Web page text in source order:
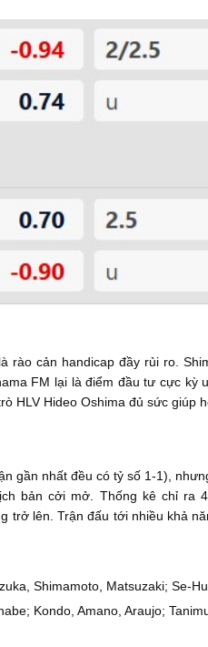
cản handicap đầy rủi ro.
FM lại là điểm đầu tư cực kỳ
HLV Hideo Oshima đủ sức giúp
gần nhất đều có tỷ số 1-1),
bản cởi mở. Thống kê chỉ ra
trở lên. Trận đấu tới nhiều khả
Shimamoto, Matsuzaki; Se-
Kondo, Amano, Araujo;